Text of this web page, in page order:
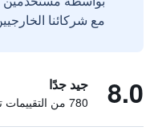
مع شركائنا
8.0 جيد جدًا
780 من التقييمات تم التحقق منها